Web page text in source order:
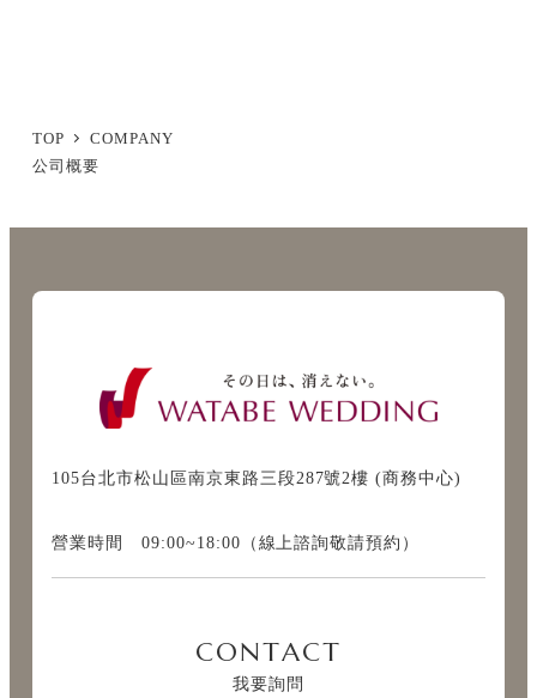
TOP
COMPANY
公司概要
105台北市松山區南京東路三段287號2樓 (商務中心)
營業時間 09:00~18:00（線上諮詢敬請預約）
CONTACT
我要詢問